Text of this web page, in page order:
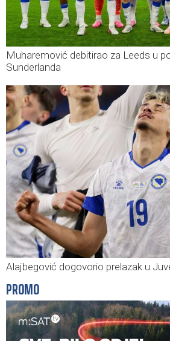
Muharemović debitirao za Leeds u
Sunderlanda
Alajbegović dogovorio prelazak u
PROMO